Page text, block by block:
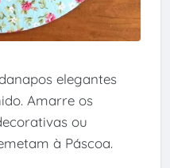
elegantes
Amarre os
ou
à Páscoa.